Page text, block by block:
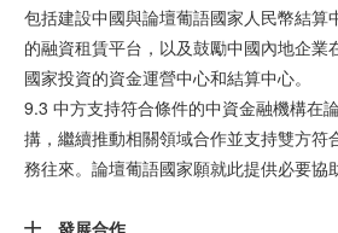
包括建設中國與論壇葡語國家人民幣結算
的融資租賃平台，以及鼓勵中國內地企業
國家投資的資金運營中心和結算中心。
9.3 中方支持符合條件的中資金融機構在
搆，繼續推動相關領域合作並支持雙方符
務往來。論壇葡語國家願就此提供必要協助
十、發展合作